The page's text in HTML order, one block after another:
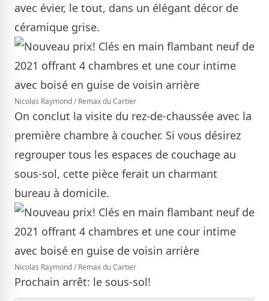
avec évier, le tout, dans un élégant décor de
céramique grise.
Nicolas Raymond / Remax du Cartier
On conclut la visite du rez-de-chaussée avec la
première chambre à coucher. Si vous désirez
regrouper tous les espaces de couchage au
sous-sol, cette pièce ferait un charmant
bureau à domicile.
Nicolas Raymond / Remax du Cartier
Prochain arrêt: le sous-sol!